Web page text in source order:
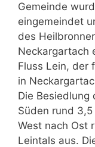
Gemeinde
eingemeindet
des
Neckargartach
Fluss Lein, der
in
Die Besiedlung
Süden rund
West nach Ost
Leintals aus.